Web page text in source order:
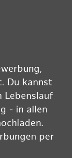
Du kannst
Lebenslauf
- in allen
per